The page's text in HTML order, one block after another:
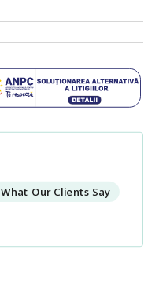
What Our Clients Say